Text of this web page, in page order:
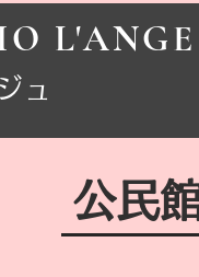
L'ANGE
ュ
公民